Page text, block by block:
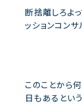
断捨離しろよ
ッションコンサ
このことから
日もあるとい